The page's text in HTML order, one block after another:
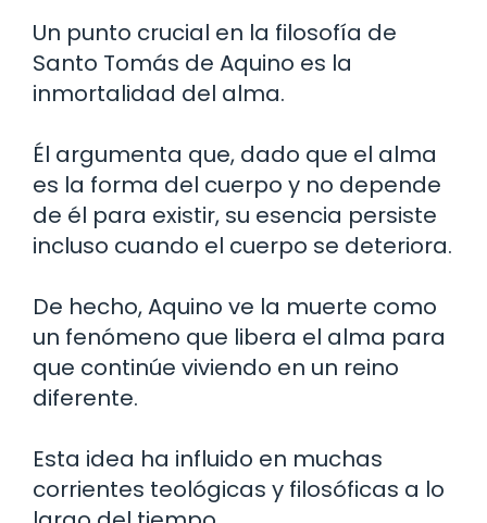
Un punto crucial en la filosofía de
Santo Tomás de Aquino es la
inmortalidad del alma.
Él argumenta que, dado que el alma
es la forma del cuerpo y no depende
de él para existir, su esencia persiste
incluso cuando el cuerpo se deteriora.
De hecho, Aquino ve la muerte como
un fenómeno que libera el alma para
que continúe viviendo en un reino
diferente.
Esta idea ha influido en muchas
corrientes teológicas y filosóficas a lo